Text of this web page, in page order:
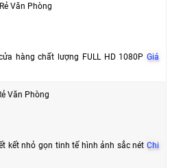
Văn Phòng
hàng chất lượng FULL HD 1080P Giá
Văn Phòng
kết nhỏ gọn tinh tế hình ảnh sắc nét Chi